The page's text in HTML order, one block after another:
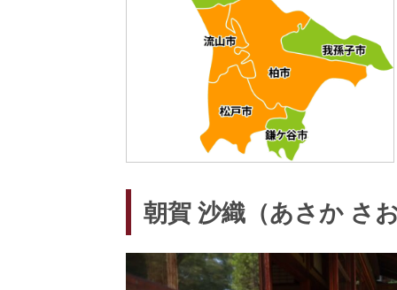
朝賀 沙織（あさか さ